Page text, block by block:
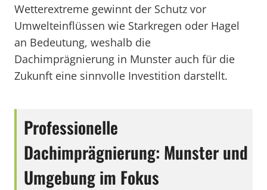
Wetterextreme gewinnt der Schutz vor
Umwelteinflüssen wie Starkregen oder Hagel
an Bedeutung, weshalb die
Dachimprägnierung in Munster auch für die
Zukunft eine sinnvolle Investition darstellt.
Professionelle
Dachimprägnierung: Munster und
Umgebung im Fokus